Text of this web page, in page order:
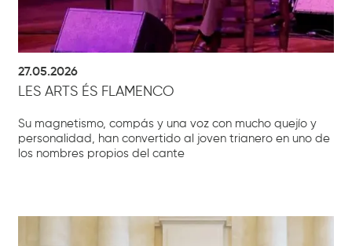
27.05.2026
LES ARTS ÉS FLAMENCO
Su magnetismo, compás y una voz con mucho quejío y
personalidad, han convertido al joven trianero en uno de
los nombres propios del cante